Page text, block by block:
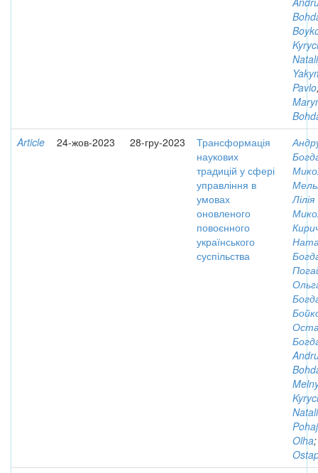
Pavlo
Article
24-жов-2023 28-гру-2023
Трансформація
наукових
традицій у сфері
управління в
умовах
оновленого
повоєнного
українського
суспільства
Лілія
Olha